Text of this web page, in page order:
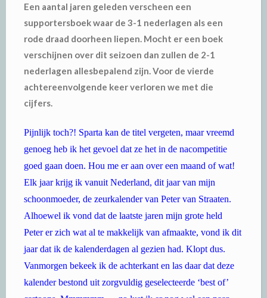
Een aantal jaren geleden verscheen een
supportersboek waar de 3-1 nederlagen als een
rode draad doorheen liepen. Mocht er een boek
verschijnen over dit seizoen dan zullen de 2-1
nederlagen allesbepalend zijn. Voor de vierde
achtereenvolgende keer verloren we met die
cijfers.
Pijnlijk toch?! Sparta kan de titel vergeten, maar vreemd
genoeg heb ik het gevoel dat ze het in de nacompetitie
goed gaan doen. Hou me er aan over een maand of wat!
Elk jaar krijg ik vanuit Nederland, dit jaar van mijn
schoonmoeder, de zeurkalender van Peter van Straaten.
Alhoewel ik vond dat de laatste jaren mijn grote held
Peter er zich wat al te makkelijk van afmaakte, vond ik dit
jaar dat ik de kalenderdagen al gezien had. Klopt dus.
Vanmorgen bekeek ik de achterkant en las daar dat deze
kalender bestond uit zorgvuldig geselecteerde ‘best of’